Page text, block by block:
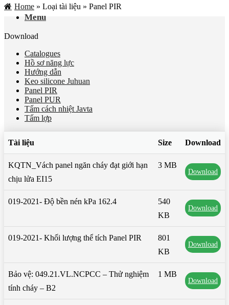
Menu
Home » Loại tài liệu » Panel PIR
Download
Catalogues
Hồ sơ năng lực
Hướng dẫn
Keo silicone Juhuan
Panel PIR
Panel PUR
Tấm cách nhiệt Javta
Tấm lợp
Tài liệu Size Download
KQTN_Vách panel ngăn cháy đạt giới hạn
chịu lửa EI15
3 MB
Download
019-2021- Độ bền nén kPa 162.4
540
KB
Download
019-2021- Khối lượng thể tích Panel PIR
801
KB
Download
Bảo vệ: 049.21.VL.NCPCC – Thử nghiệm
tính cháy – B2
1 MB
Download